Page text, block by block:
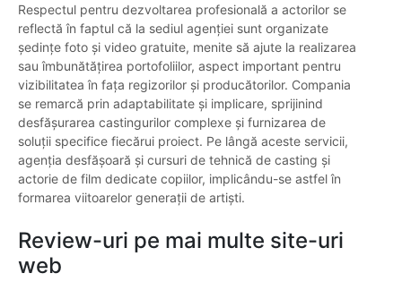
Respectul pentru dezvoltarea profesională a actorilor se
reflectă în faptul că la sediul agenției sunt organizate
ședințe foto și video gratuite, menite să ajute la realizarea
sau îmbunătățirea portofoliilor, aspect important pentru
vizibilitatea în fața regizorilor și producătorilor. Compania
se remarcă prin adaptabilitate și implicare, sprijinind
desfășurarea castingurilor complexe și furnizarea de
soluții specifice fiecărui proiect. Pe lângă aceste servicii,
agenția desfășoară și cursuri de tehnică de casting și
actorie de film dedicate copiilor, implicându-se astfel în
formarea viitoarelor generații de artiști.
Review-uri pe mai multe site-uri
web